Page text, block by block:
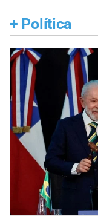
+ Política